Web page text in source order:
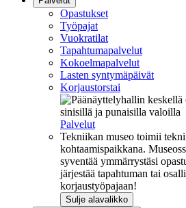
Opastukset
Työpajat
Vuokratilat
Tapahtumapalvelut
Kokoelmapalvelut
Lasten syntymäpäivät
Korjaustorstai
Palvelut
Tekniikan museo toimii
kohtaamispaikkana.
syventää ymmärrystäsi
järjestää tapahtuman tai
korjaustyöpajaan!
Sulje alavalikko